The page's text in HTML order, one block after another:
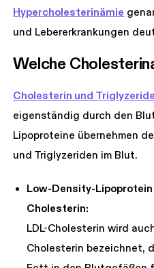
Hypercholesterinämie
und Lebererkrankungen
Welche
Cholesterin und Triglyzeride
eigenständig durch den
Lipoproteine übernehmen
und Triglyzeriden im Blut.
Low-Density-Lipoprotein
Cholesterin:
LDL-Cholesterin wird
Cholesterin bezeichnet,